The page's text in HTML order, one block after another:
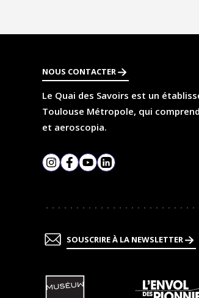
NOUS CONTACTER
Le Quai des Savoirs est un
Toulouse Métropole, qui
et aeroscopia.
Instagram
Facebook
YouTubeLinkedIn
SOUSCRIRE À LA NEWSLETTER